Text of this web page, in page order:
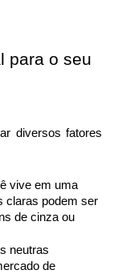
para o seu
diversos fatores
vive em uma
claras podem ser
de cinza ou
neutras
de